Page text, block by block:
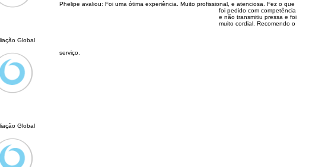
Global
Global
Phelipe avaliou: Foi uma ótima experiência. Muito profissional, e atenciosa. Fez o que
foi pedido com competência
e não transmitiu pressa e foi
muito cordial. Recomendo o
serviço.